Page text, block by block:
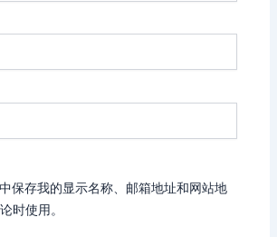
保存我的显示名称、邮箱地址和网站地
时使用。